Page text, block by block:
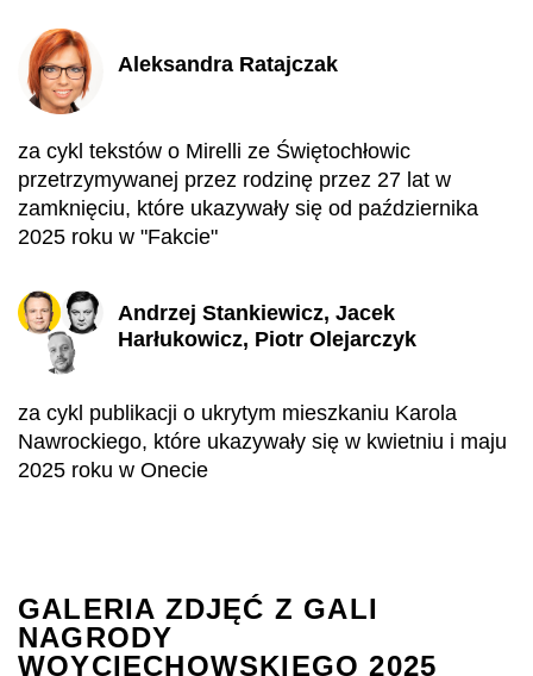
Aleksandra Ratajczak
za cykl tekstów o Mirelli ze Świętochłowic
przetrzymywanej przez rodzinę przez 27 lat w
zamknięciu, które ukazywały się od października
2025 roku w "Fakcie"
Andrzej Stankiewicz, Jacek
Harłukowicz, Piotr Olejarczyk
za cykl publikacji o ukrytym mieszkaniu Karola
Nawrockiego, które ukazywały się w kwietniu i maju
2025 roku w Onecie
GALERIA ZDJĘĆ Z GALI
NAGRODY
WOYCIECHOWSKIEGO 2025